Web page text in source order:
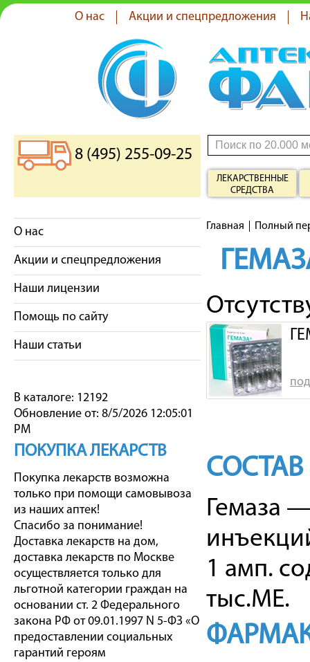
О нас Акции и спецпредложения
8 (495) 255-09-25
ЛЕКАРСТВЕННЫЕ
СРЕДСТВА
О нас
Акции и спецпредложения
Наши лицензии
Помощь по сайту
Наши статьи
В каталоге: 12192
Обновление от: 8/5/2026 12:05:01
PM
ПОКУПКА ЛЕКАРСТВ
Покупка лекарств возможна
только при помощи самовывоза
из наших аптек!
Спасибо за понимание!
Доставка лекарств на дом,
доставка лекарств по Москве
осуществляется только для
льготной категории граждан на
основании ст. 2 Федерального
закона РФ от 09.01.1997 N 5-ФЗ «О
предоставлении социальных
гарантий героям
Главная Полный
Гемаза
1 амп.
тыс.МЕ.